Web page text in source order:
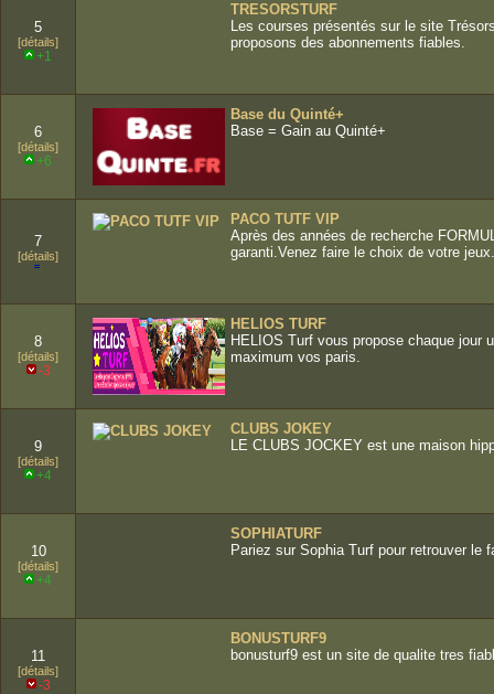
5
[détails]
+1
TRESORSTURF
Les courses présentés sur le site
proposons des abonnements fiables.
6
[détails]
+6
Base du Quinté+
Base = Gain au Quinté+
7
[détails]
PACO TUTF VIP
Après des années de recherche
garanti.Venez faire le choix de votre
8
[détails]
-3
HELIOS TURF
HELIOS Turf vous propose chaque jour
maximum vos paris.
9
[détails]
+4
CLUBS JOKEY
LE CLUBS JOCKEY est une maison
10
[détails]
+4
SOPHIATURF
Pariez sur Sophia Turf pour retrouver le
11
[détails]
-3
BONUSTURF9
bonusturf9 est un site de qualite tres